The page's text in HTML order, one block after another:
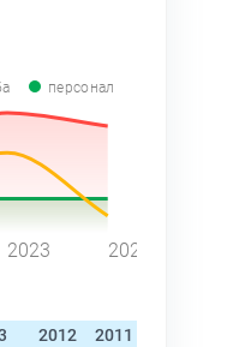
персонал
2023 2024
2012 2011